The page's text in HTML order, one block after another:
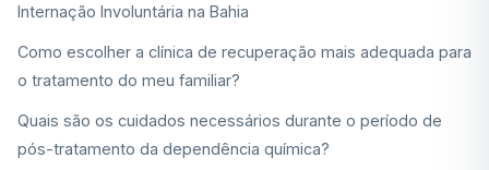
Internação Involuntária na Bahia
Como escolher a clínica de recuperação mais adequada para
o tratamento do meu familiar?
Quais são os cuidados necessários durante o período de
pós-tratamento da dependência química?